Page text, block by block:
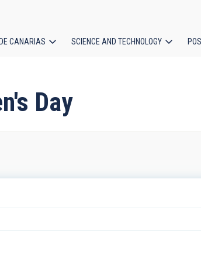
CANARIAS SCIENCE AND TECHNOLOGY
Day